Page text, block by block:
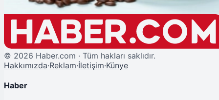
© 2026 Haber.com · Tüm hakları saklıdır.
Hakkımızda·Reklam·İletişim·Künye
Haber